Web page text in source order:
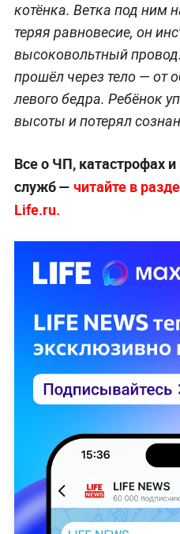
котёнка. Ветка под ним
теряя равновесие, он
высоковольтный
прошёл через тело — от
левого бедра. Ребёнок
высоты и потерял
Все о ЧП, катастрофах
служб — читайте в
Life.ru.